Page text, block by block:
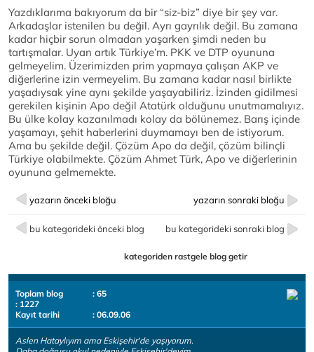
Yazdıklarıma bakıyorum da bir “siz-biz” diye bir şey var.
Arkadaşlar istenilen bu değil. Ayrı gayrılık değil. Bu zamana
kadar hiçbir sorun olmadan yaşarken şimdi neden bu
tartışmalar. Uyan artık Türkiye’m. PKK ve DTP oyununa
gelmeyelim. Üzerimizden prim yapmaya çalışan AKP ve
diğerlerine izin vermeyelim. Bu zamana kadar nasıl birlikte
yaşadıysak yine aynı şekilde yaşayabiliriz. İzinden gidilmesi
gerekilen kişinin Apo değil Atatürk olduğunu unutmamalıyız.
Bu ülke kolay kazanılmadı kolay da bölünemez. Barış içinde
yaşamayı, şehit haberlerini duymamayı ben de istiyorum.
Ama bu şekilde değil. Çözüm Apo da değil, çözüm bilinçli
Türkiye olabilmekte. Çözüm Ahmet Türk, Apo ve diğerlerinin
oyununa gelmemekte.
yazarın önceki bloğu yazarın sonraki bloğu
bu kategorideki önceki blog bu kategorideki sonraki blog
kategoriden rastgele blog getir
Toplam blog
: 65
: 1227
Kayıt tarihi
: 06.09.06
Aslen Hataylıyım ama Eskişehir'de yaşıyorum.